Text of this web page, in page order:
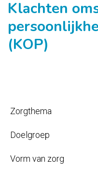
Klachten
(KOP)
Zorgthema
Doelgroep
Vorm van zorg